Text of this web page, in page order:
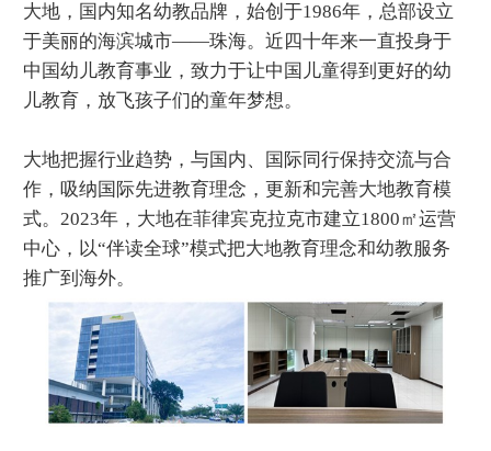
大地，国内知名幼教品牌，始创于1986年，总部设立
于美丽的海滨城市——珠海。近四十年来一直投身于
中国幼儿教育事业，致力于让中国儿童得到更好的幼
儿教育，放飞孩子们的童年梦想。
大地把握行业趋势，与国内、国际同行保持交流与合
作，吸纳国际先进教育理念，更新和完善大地教育模
式。2023年，大地在菲律宾克拉克市建立1800㎡运营
中心，以“伴读全球”模式把大地教育理念和幼教服务
推广到海外。